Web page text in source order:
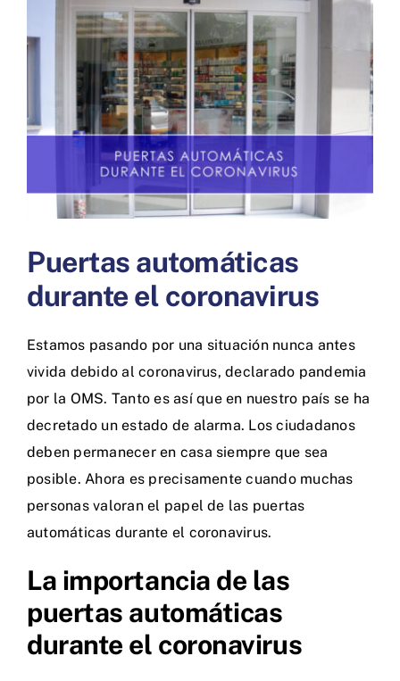
grande
Puertas automáticas
durante el coronavirus
Estamos pasando por una situación nunca antes
vivida debido al coronavirus, declarado pandemia
por la OMS. Tanto es así que en nuestro país se ha
decretado un estado de alarma. Los ciudadanos
deben permanecer en casa siempre que sea
posible. Ahora es precisamente cuando muchas
personas valoran el papel de las puertas
automáticas durante el coronavirus.
La importancia de las
puertas automáticas
durante el coronavirus